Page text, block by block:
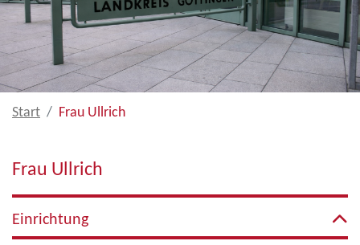
Start Frau Ullrich
Frau Ullrich
Einrichtung